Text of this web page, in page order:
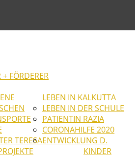
FÖRDERER
LEBEN IN KALKUTTA
TERESA
LEBEN IN DER SCHULE
PATIENTIN RAZIA
CORONAHILFE 2020
ENTWICKLUNG D.
KINDER